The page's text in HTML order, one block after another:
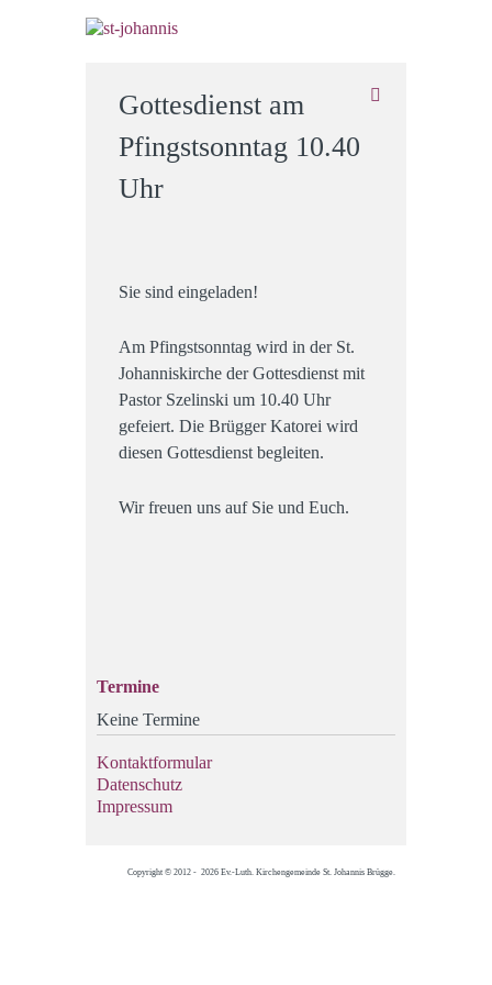
Gottesdienst am
Pfingstsonntag 10.40
Uhr
Sie sind eingeladen!
Am Pfingstsonntag wird in der St.
Johanniskirche der Gottesdienst mit
Pastor Szelinski um 10.40 Uhr
gefeiert. Die Brügger Katorei wird
diesen Gottesdienst begleiten.
Wir freuen uns auf Sie und Euch.
Termine
Keine Termine
Kontaktformular
Datenschutz
Impressum
Copyright © 2012 - 2026 Ev.-Luth. Kirchengemeinde St. Johannis Brügge.